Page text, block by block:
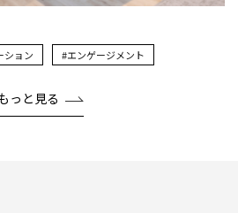
ション #エンゲージメント
っと見る